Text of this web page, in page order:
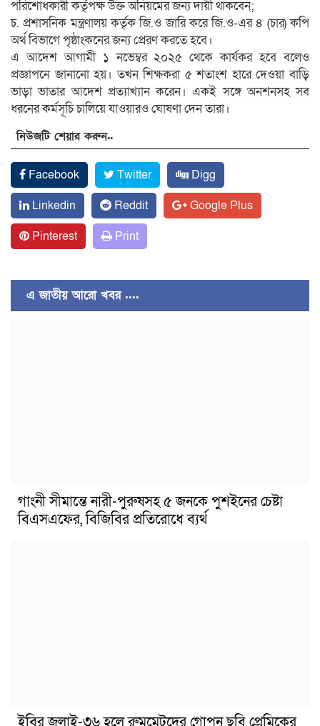
পরিশোধকারী কর্তৃপক্ষ উক্ত অনিয়মের জন্য দায়ী থাকবেন;
চ. প্রশাসনিক মন্ত্রণালয় কর্তৃক জি.ও জারি করে জি.ও-এর ৪ (চার) কপি
অর্থ বিভাগে পৃষ্ঠাংকনের জন্য প্রেরণ করতে হবে।
এ আদেশ আগামী ১ নভেম্বর ২০২৫ থেকে কার্যকর হবে বলেও
প্রজ্ঞাপনে জানানো হয়। তখন শিক্ষকরা ৫ শতাংশ হারে দেওয়া বাড়ি
ভাড়া ভাতার আদেশ প্রত্যাখ্যান করেন। একই সঙ্গে অনশনসহ সব
ধরনের কর্মসূচি চালিয়ে যাওয়ারও ঘোষণা দেন তারা।
নিউজটি শেয়ার করুন..
Facebook Twitter
Digg
Linkedin
Reddit
Google Plus
Pinterest
Print
এ জাতীয় আরো খবর ....
গাংনী সীমান্তে নারী-পুরুষসহ ৫ জনকে পুশইনের চেষ্টা
বিএসএফের, বিজিবির প্রতিরোধে ব্যর্থ